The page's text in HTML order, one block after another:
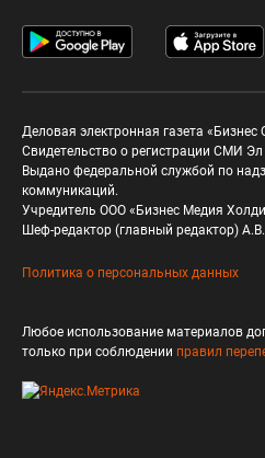
Деловая электронная газета «Бизнес
Свидетельство о регистрации СМИ
Выдано федеральной службой по
коммуникаций.
Учредитель ООО «Бизнес Медия
Шеф-редактор (главный редактор)
Политика о персональных данных
Любое использование материалов
только при соблюдении правил